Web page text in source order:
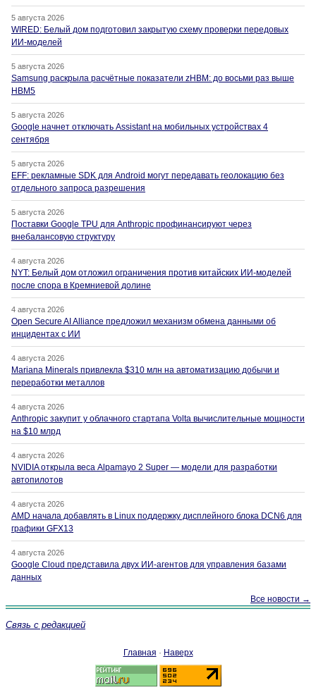
5 августа 2026
WIRED: Белый дом подготовил закрытую схему проверки передовых
ИИ-моделей
5 августа 2026
Samsung раскрыла расчётные показатели zHBM: до восьми раз выше
HBM5
5 августа 2026
Google начнет отключать Assistant на мобильных устройствах 4
сентября
5 августа 2026
EFF: рекламные SDK для Android могут передавать геолокацию без
отдельного запроса разрешения
5 августа 2026
Поставки Google TPU для Anthropic профинансируют через
внебалансовую структуру
4 августа 2026
NYT: Белый дом отложил ограничения против китайских ИИ-моделей
после спора в Кремниевой долине
4 августа 2026
Open Secure AI Alliance предложил механизм обмена данными об
инцидентах с ИИ
4 августа 2026
Mariana Minerals привлекла $310 млн на автоматизацию добычи и
переработки металлов
4 августа 2026
Anthropic закупит у облачного стартапа Volta вычислительные мощности
на $10 млрд
4 августа 2026
NVIDIA открыла веса Alpamayo 2 Super — модели для разработки
автопилотов
4 августа 2026
AMD начала добавлять в Linux поддержку дисплейного блока DCN6 для
графики GFX13
4 августа 2026
Google Cloud представила двух ИИ-агентов для управления базами
данных
Все новости →
Связь с редакцией
Главная · Наверх